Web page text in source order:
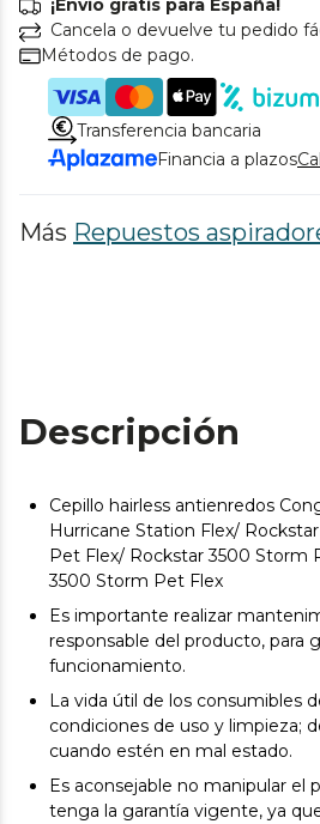
¡Envío gratis para España!
Cancela o devuelve tu pedido
Métodos de pago.
Transferencia bancaria
Financia a plazos
Más Repuestos
Descripción
Cepillo hairless antienredos
Hurricane Station Flex/
Pet Flex/ Rockstar 3500 Storm
3500 Storm Pet Flex
Es importante realizar
responsable del producto, para
funcionamiento.
La vida útil de los consumibles
condiciones de uso y limpieza;
cuando estén en mal estado.
Es aconsejable no manipular el
tenga la garantía vigente, ya